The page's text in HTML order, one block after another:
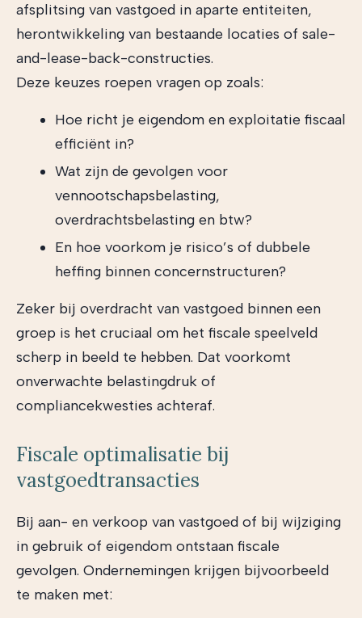
afsplitsing van vastgoed in aparte entiteiten,
herontwikkeling van bestaande locaties of sale-
and-lease-back-constructies.
Deze keuzes roepen vragen op zoals:
Hoe richt je eigendom en exploitatie fiscaal
efficiënt in?
Wat zijn de gevolgen voor
vennootschapsbelasting,
overdrachtsbelasting en btw?
En hoe voorkom je risico’s of dubbele
heffing binnen concernstructuren?
Zeker bij overdracht van vastgoed binnen een
groep is het cruciaal om het fiscale speelveld
scherp in beeld te hebben. Dat voorkomt
onverwachte belastingdruk of
compliancekwesties achteraf.
Fiscale optimalisatie bij
vastgoedtransacties
Bij aan- en verkoop van vastgoed of bij wijziging
in gebruik of eigendom ontstaan fiscale
gevolgen. Ondernemingen krijgen bijvoorbeeld
te maken met: